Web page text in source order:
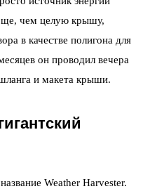
чем целую крышу,
в качестве полигона для
он проводил вечера
и макета крыши.
Weather Harvester.